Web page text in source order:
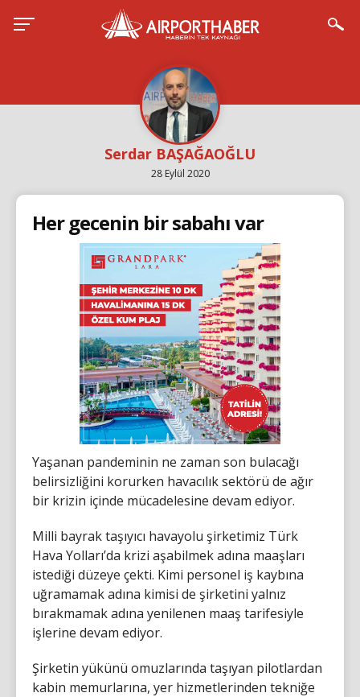
Serdar BAŞAĞAOĞLU
28 Eylül 2020
Her gecenin bir sabahı var
Yaşanan pandeminin ne zaman son bulacağı
belirsizliğini korurken havacılık sektörü de ağır
bir krizin içinde mücadelesine devam ediyor.
Milli bayrak taşıyıcı havayolu şirketimiz Türk
Hava Yolları’da krizi aşabilmek adına maaşları
istediği düzeye çekti. Kimi personel iş kaybına
uğramamak adına kimisi de şirketini yalnız
bırakmamak adına yenilenen maaş tarifesiyle
işlerine devam ediyor.
Şirketin yükünü omuzlarında taşıyan pilotlardan
kabin memurlarına, yer hizmetlerinden tekniğe